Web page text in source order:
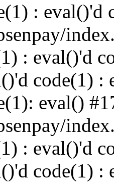
: eval()'d
: eval()'d
code(1) :
eval()
: eval()'d
code(1) :